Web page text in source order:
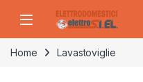
Home Lavastoviglie